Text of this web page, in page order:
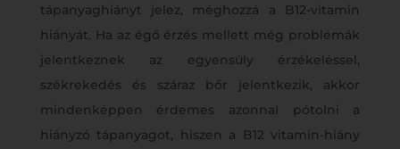
tápanyaghiányt jelez, méghozzá a B12-vitamin
hiányát. Ha az égő érzés mellett még problémák
jelentkeznek az egyensúly érzékeléssel,
székrekedés és száraz bőr jelentkezik, akkor
mindenképpen érdemes azonnal pótolni a
hiányzó tápanyagot, hiszen a B12 vitamin-hiány